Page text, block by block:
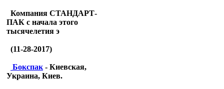
Компания СТАНДАРТ-
ПАК с начала этого
тысячелетия э
(11-28-2017)
Бокспак - Киевская,
Украина, Киев.